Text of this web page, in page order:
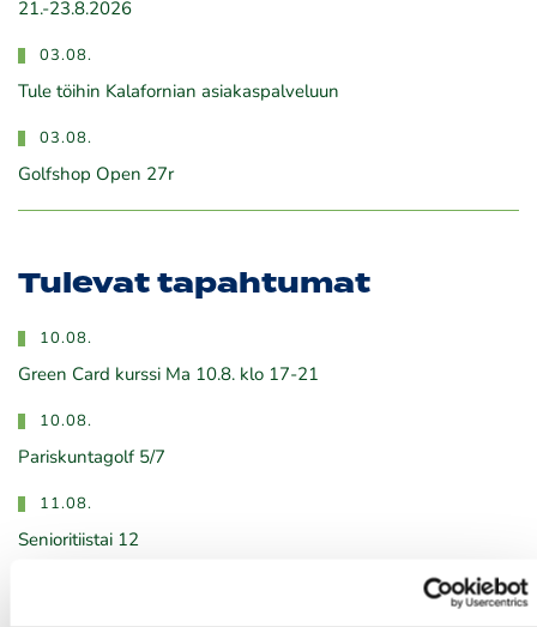
21.-23.8.2026
03.08.
Tule töihin Kalafornian asiakaspalveluun
03.08.
Golfshop Open 27r
Tulevat tapahtumat
10.08.
Green Card kurssi Ma 10.8. klo 17-21
10.08.
Pariskuntagolf 5/7
11.08.
Senioritiistai 12